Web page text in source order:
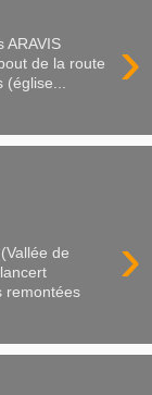
›
ARAVIS
de la route
(église...
›
de
remontées